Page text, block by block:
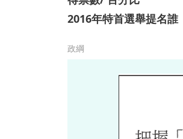
2016年特首選舉提名誰
政綱